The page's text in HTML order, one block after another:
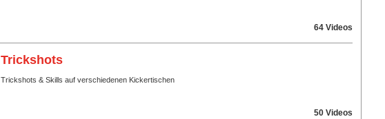
64 Videos
Trickshots
Trickshots & Skills auf verschiedenen Kickertischen
50 Videos